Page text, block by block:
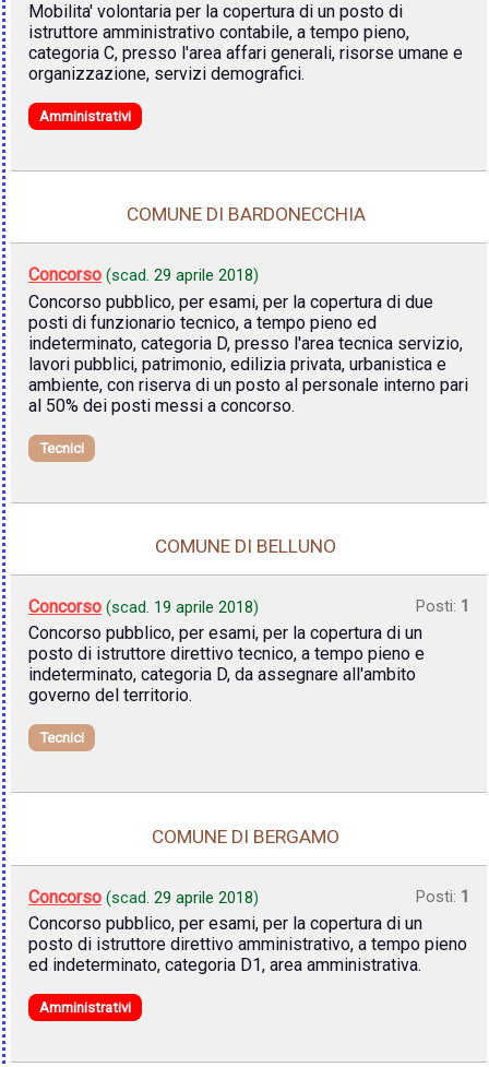
Mobilita' volontaria per la copertura di un posto di
istruttore amministrativo contabile, a tempo pieno,
categoria C, presso l'area affari generali, risorse umane e
organizzazione, servizi demografici.
Amministrativi
COMUNE DI BARDONECCHIA
Concorso (scad. 29 aprile 2018)
Concorso pubblico, per esami, per la copertura di due
posti di funzionario tecnico, a tempo pieno ed
indeterminato, categoria D, presso l'area tecnica servizio,
lavori pubblici, patrimonio, edilizia privata, urbanistica e
ambiente, con riserva di un posto al personale interno pari
al 50% dei posti messi a concorso.
Tecnici
COMUNE DI BELLUNO
Concorso (scad. 19 aprile 2018) Posti: 1
Concorso pubblico, per esami, per la copertura di un
posto di istruttore direttivo tecnico, a tempo pieno e
indeterminato, categoria D, da assegnare all'ambito
governo del territorio.
Tecnici
COMUNE DI BERGAMO
Concorso (scad. 29 aprile 2018) Posti: 1
Concorso pubblico, per esami, per la copertura di un
posto di istruttore direttivo amministrativo, a tempo pieno
ed indeterminato, categoria D1, area amministrativa.
Amministrativi